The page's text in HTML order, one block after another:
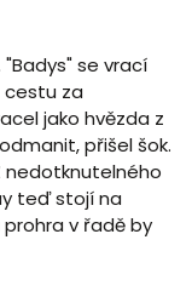
se vrací
za
jako hvězda z
přišel šok.
nedotknutelného
teď stojí na
v řadě by